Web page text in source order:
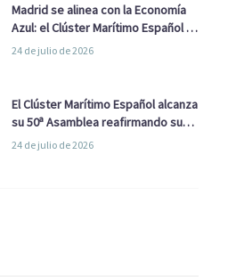
Madrid se alinea con la Economía
Azul: el Clúster Marítimo Español y
la Real Liga Naval avanzan alianzas
24 de julio de 2026
El Clúster Marítimo Español alcanza
su 50ª Asamblea reafirmando su
liderazgo en la Economía Azul
24 de julio de 2026